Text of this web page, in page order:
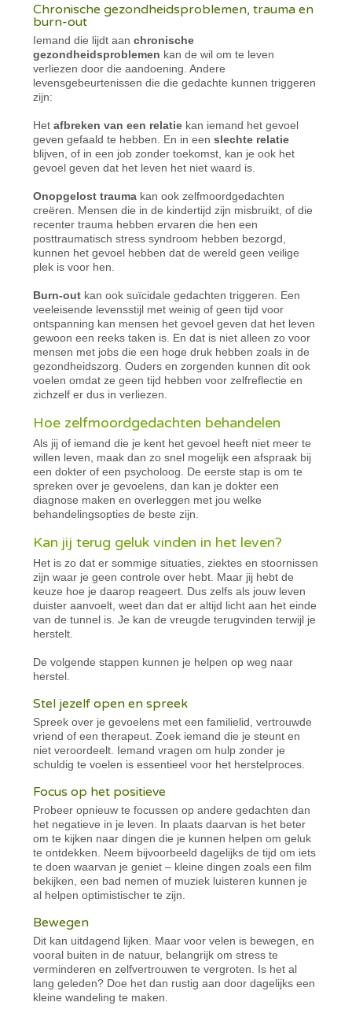
Chronische gezondheidsproblemen, trauma en
burn-out
Iemand die lijdt aanchronische
gezondheidsproblemen kan de wil om te leven
verliezen door die aandoening. Andere
levensgebeurtenissen die die gedachte kunnen triggeren
zijn:
Hetafbreken van een relatie kan iemand het gevoel
geven gefaald te hebben. En in eenslechte relatie
blijven, of in een job zonder toekomst, kan je ook het
gevoel geven dat het leven het niet waard is.
Onopgelost trauma kan ook zelfmoordgedachten
creëren. Mensen die in de kindertijd zijn misbruikt, of die
recenter trauma hebben ervaren die hen een
posttraumatisch stress syndroom hebben bezorgd,
kunnen het gevoel hebben dat de wereld geen veilige
plek is voor hen.
Burn-out kan ook suïcidale gedachten triggeren. Een
veeleisende levensstijl met weinig of geen tijd voor
ontspanning kan mensen het gevoel geven dat het leven
gewoon een reeks taken is. En dat is niet alleen zo voor
mensen met jobs die een hoge druk hebben zoals in de
gezondheidszorg. Ouders en zorgenden kunnen dit ook
voelen omdat ze geen tijd hebben voor zelfreflectie en
zichzelf er dus in verliezen.
Hoe zelfmoordgedachten behandelen
Als jij of iemand die je kent het gevoel heeft niet meer te
willen leven, maak dan zo snel mogelijk een afspraak bij
een dokter of een psycholoog. De eerste stap is om te
spreken over je gevoelens, dan kan je dokter een
diagnose maken en overleggen met jou welke
behandelingsopties de beste zijn.
Kan jij terug geluk vinden in het leven?
Het is zo dat er sommige situaties, ziektes en stoornissen
zijn waar je geen controle over hebt. Maar jij hebt de
keuze hoe je daarop reageert. Dus zelfs als jouw leven
duister aanvoelt, weet dan dat er altijd licht aan het einde
van de tunnel is. Je kan de vreugde terugvinden terwijl je
herstelt.
De volgende stappen kunnen je helpen op weg naar
herstel.
Stel jezelf open en spreek
Spreek over je gevoelens met een familielid, vertrouwde
vriend of een therapeut. Zoek iemand die je steunt en
niet veroordeelt. Iemand vragen om hulp zonder je
schuldig te voelen is essentieel voor het herstelproces.
Focus op het positieve
Probeer opnieuw te focussen op andere gedachten dan
het negatieve in je leven. In plaats daarvan is het beter
om te kijken naar dingen die je kunnen helpen om geluk
te ontdekken. Neem bijvoorbeeld dagelijks de tijd om iets
te doen waarvan je geniet – kleine dingen zoals een film
bekijken, een bad nemen of muziek luisteren kunnen je
al helpen optimistischer te zijn.
Bewegen
Dit kan uitdagend lijken. Maar voor velen is bewegen, en
vooral buiten in de natuur, belangrijk om stress te
verminderen en zelfvertrouwen te vergroten. Is het al
lang geleden? Doe het dan rustig aan door dagelijks een
kleine wandeling te maken.